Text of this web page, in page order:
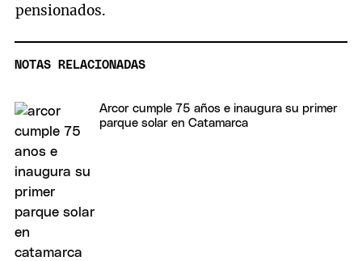
pensionados.
NOTAS RELACIONADAS
Arcor cumple 75 años e inaugura su primer
parque solar en Catamarca